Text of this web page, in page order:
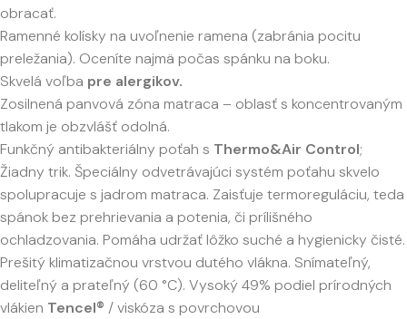
obracať.
Ramenné kolísky na uvoľnenie ramena (zabránia pocitu
preležania). Oceníte najmä počas spánku na boku.
Skvelá voľba pre alergikov.
Zosilnená panvová zóna matraca – oblasť s koncentrovaným
tlakom je obzvlášť odolná.
Funkčný antibakteriálny poťah s Thermo&Air Control;
Žiadny trik. Špeciálny odvetrávajúci systém poťahu skvelo
spolupracuje s jadrom matraca. Zaisťuje termoreguláciu, teda
spánok bez prehrievania a potenia, či prílišného
ochladzovania. Pomáha udržať lôžko suché a hygienicky čisté.
Prešitý klimatizačnou vrstvou dutého vlákna. Snímateľný,
deliteľný a prateľný (60 °C). Vysoký 49% podiel prírodných
vlákien Tencel® / viskóza s povrchovou